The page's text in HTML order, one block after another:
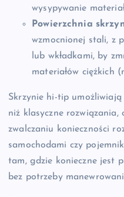
wysypywanie
Powierzchnia
wzmocnionej stali, z
lub wkładkami, by
materiałów ciężkich
Skrzynie hi-tip umożliwiają
niż klasyczne
zwalczaniu konieczności
samochodami czy
tam, gdzie konieczne jest
bez potrzeby